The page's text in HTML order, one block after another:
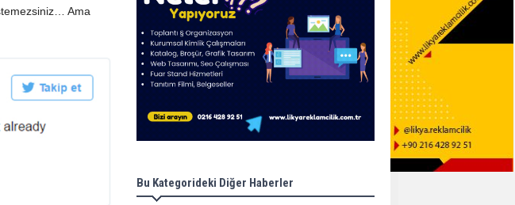
Ama
Bu Kategorideki Diğer Haberler